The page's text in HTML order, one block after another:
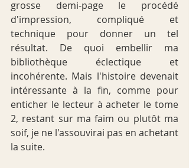
grosse demi-page le procédé
d'impression, compliqué et
technique pour donner un tel
résultat. De quoi embellir ma
bibliothèque éclectique et
incohérente. Mais l'histoire devenait
intéressante à la fin, comme pour
enticher le lecteur à acheter le tome
2, restant sur ma faim ou plutôt ma
soif, je ne l'assouvirai pas en achetant
la suite.